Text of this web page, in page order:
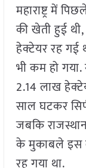
महाराष्ट्र में
की खेती हुई
हेक्टेयर रह गई
भी कम हो
2.14 लाख
साल घटकर
जबकि
के मुकाबले इस